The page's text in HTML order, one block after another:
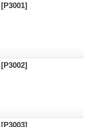
[P3001]
[P3002]
[P3003]